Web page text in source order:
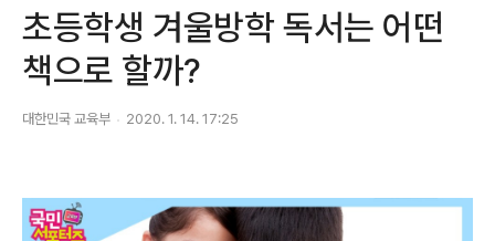
초등학생 겨울방학 독서는 어떤
책으로 할까?
대한민국 교육부 2020. 1. 14. 17:25